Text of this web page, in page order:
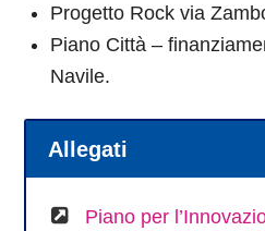
Progetto Rock via
Piano Città –
Navile.
Allegati
Piano per